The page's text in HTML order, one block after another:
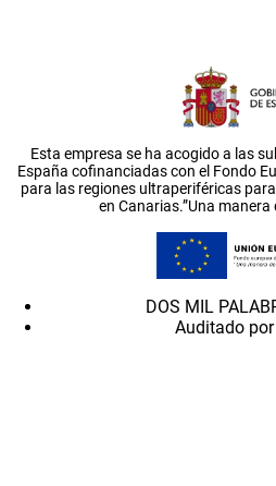
Esta empresa se ha acogido a las
España cofinanciadas con el Fondo
para las regiones ultraperiféricas
en Canarias.”Una manera
DOS MIL
Auditado por